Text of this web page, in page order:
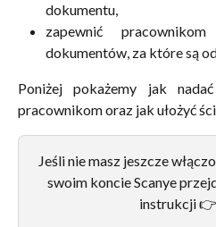
dokumentu,
zapewnić
dokumentów, za które są
Poniżej pokażemy jak
pracownikom oraz jak ułożyć
Jeśli nie masz jeszcze
swoim koncie Scanye
instrukcji